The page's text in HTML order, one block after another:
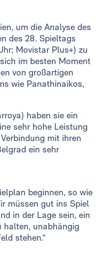
um die Analyse des
des 28. Spieltags
Movistar Plus+) zu
im besten Moment
von großartigen
wie Panathinaikos,
haben sie ein
sehr hohe Leistung
mit ihren
ein sehr
beginnen, so wie
müssen gut ins Spiel
in der Lage sein, ein
halten, unabhängig
stehen.“